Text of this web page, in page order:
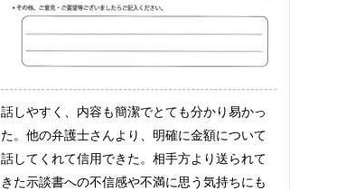
話しやすく、内容も簡潔でとても分かり易かっ
た。他の弁護士さんより、明確に金額について
話してくれて信用できた。相手方より送られて
きた示談書への不信感や不満に思う気持ちにも